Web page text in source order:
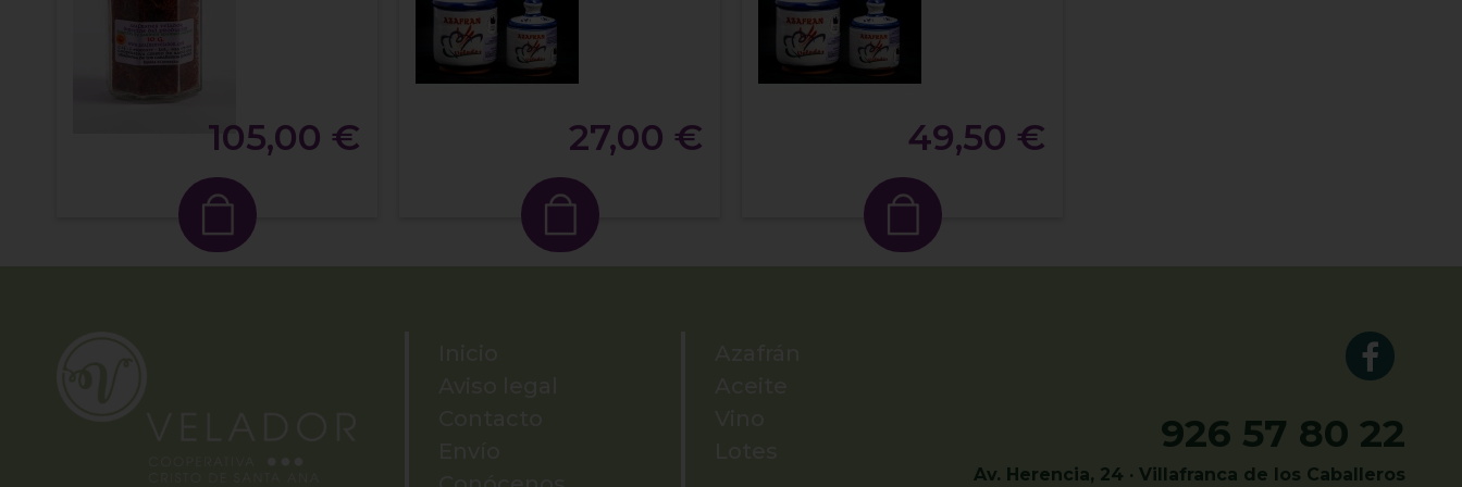
105,00 € 27,00 € 49,50 €
926 57 80 22
Av. Herencia, 24 · Villafranca de los Caballeros